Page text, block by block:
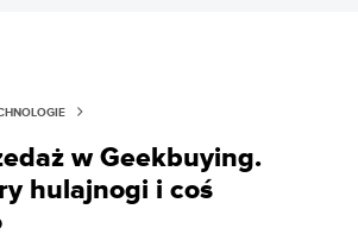
w Geekbuying.
hulajnogi i coś